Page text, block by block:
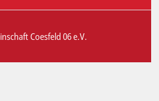
Coesfeld 06 e.V.